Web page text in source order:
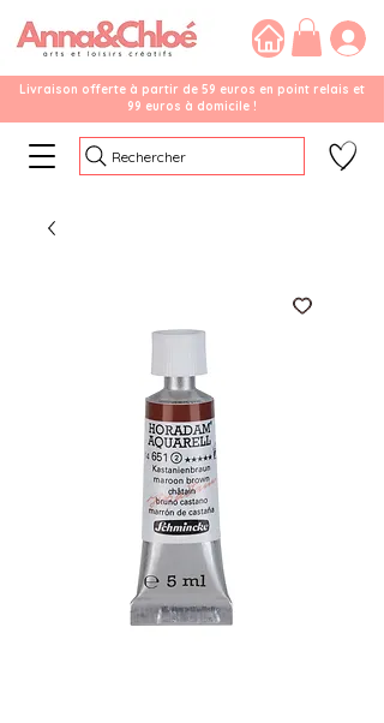
Livraison offerte à partir de 59 euros en point relais et
99 euros à domicile !
Rechercher